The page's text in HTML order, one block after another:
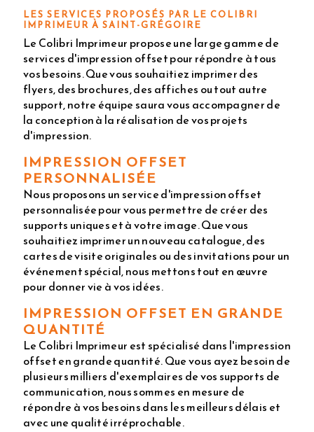
LES SERVICES PROPOSÉS PAR LE COLIBRI
IMPRIMEUR À SAINT-GRÉGOIRE
Le Colibri Imprimeur propose une large gamme de
services d'impression offset pour répondre à tous
vos besoins. Que vous souhaitiez imprimer des
flyers, des brochures, des affiches ou tout autre
support, notre équipe saura vous accompagner de
la conception à la réalisation de vos projets
d'impression.
IMPRESSION OFFSET
PERSONNALISÉE
Nous proposons un service d'impression offset
personnalisée pour vous permettre de créer des
supports uniques et à votre image. Que vous
souhaitiez imprimer un nouveau catalogue, des
cartes de visite originales ou des invitations pour un
événement spécial, nous mettons tout en œuvre
pour donner vie à vos idées.
IMPRESSION OFFSET EN GRANDE
QUANTITÉ
Le Colibri Imprimeur est spécialisé dans l'impression
offset en grande quantité. Que vous ayez besoin de
plusieurs milliers d'exemplaires de vos supports de
communication, nous sommes en mesure de
répondre à vos besoins dans les meilleurs délais et
avec une qualité irréprochable.